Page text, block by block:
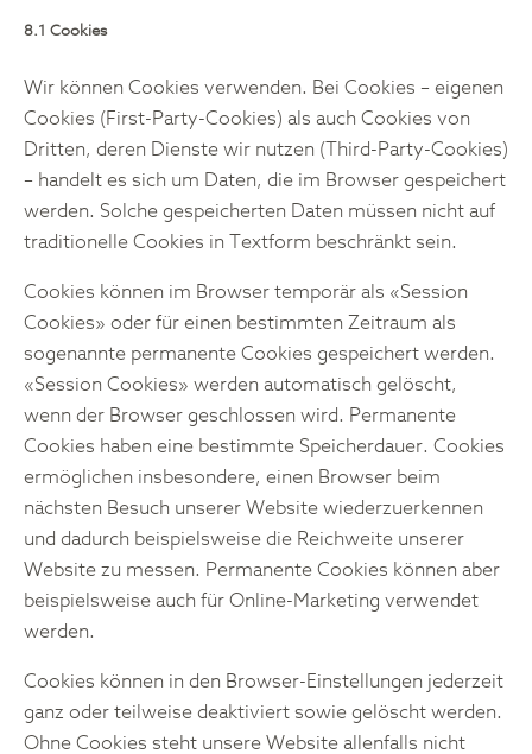
8.1 Cookies
Wir können Cookies verwenden. Bei Cookies – eigenen
Cookies (First-Party-Cookies) als auch Cookies von
Dritten, deren Dienste wir nutzen (Third-Party-Cookies)
– handelt es sich um Daten, die im Browser gespeichert
werden. Solche gespeicherten Daten müssen nicht auf
traditionelle Cookies in Textform beschränkt sein.
Cookies können im Browser temporär als «Session
Cookies» oder für einen bestimmten Zeitraum als
sogenannte permanente Cookies gespeichert werden.
«Session Cookies» werden automatisch gelöscht,
wenn der Browser geschlossen wird. Permanente
Cookies haben eine bestimmte Speicherdauer. Cookies
ermöglichen insbesondere, einen Browser beim
nächsten Besuch unserer Website wiederzuerkennen
und dadurch beispielsweise die Reichweite unserer
Website zu messen. Permanente Cookies können aber
beispielsweise auch für Online-Marketing verwendet
werden.
Cookies können in den Browser-Einstellungen jederzeit
ganz oder teilweise deaktiviert sowie gelöscht werden.
Ohne Cookies steht unsere Website allenfalls nicht